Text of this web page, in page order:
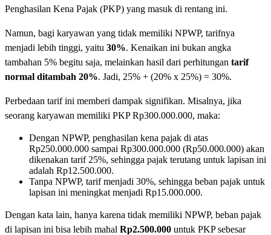
Penghasilan Kena Pajak (PKP) yang masuk di rentang ini.
Namun, bagi karyawan yang tidak memiliki NPWP, tarifnya
menjadi lebih tinggi, yaitu 30%. Kenaikan ini bukan angka
tambahan 5% begitu saja, melainkan hasil dari perhitungan tarif
normal ditambah 20%. Jadi, 25% + (20% x 25%) = 30%.
Perbedaan tarif ini memberi dampak signifikan. Misalnya, jika
seorang karyawan memiliki PKP Rp300.000.000, maka:
Dengan NPWP, penghasilan kena pajak di atas
Rp250.000.000 sampai Rp300.000.000 (Rp50.000.000) akan
dikenakan tarif 25%, sehingga pajak terutang untuk lapisan ini
adalah Rp12.500.000.
Tanpa NPWP, tarif menjadi 30%, sehingga beban pajak untuk
lapisan ini meningkat menjadi Rp15.000.000.
Dengan kata lain, hanya karena tidak memiliki NPWP, beban pajak
di lapisan ini bisa lebih mahal Rp2.500.000 untuk PKP sebesar